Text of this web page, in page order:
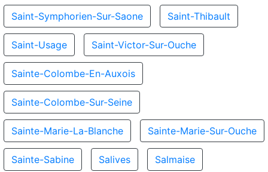
Saint-Symphorien-Sur-Saone Saint-Thibault
Saint-Usage Saint-Victor-Sur-Ouche
Sainte-Colombe-En-Auxois
Sainte-Colombe-Sur-Seine
Sainte-Marie-La-Blanche Sainte-Marie-Sur-Ouche
Sainte-Sabine Salives Salmaise